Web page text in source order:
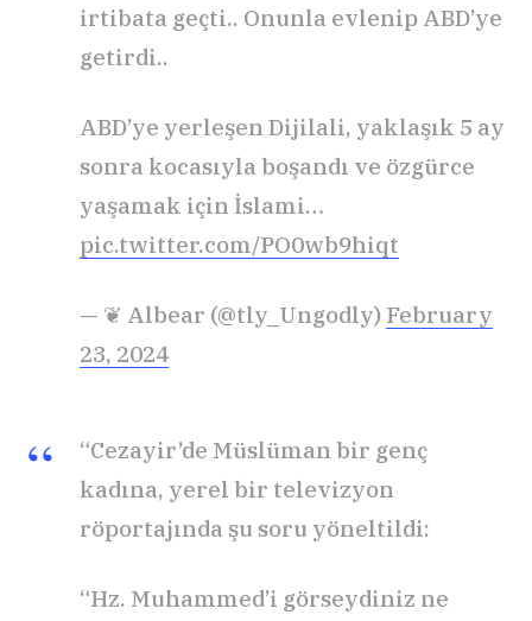
irtibata geçti.. Onunla evlenip ABD’ye
getirdi..
ABD’ye yerleşen Dijilali, yaklaşık 5 ay
sonra kocasıyla boşandı ve özgürce
yaşamak için İslami…
pic.twitter.com/PO0wb9hiqt
— ❦ Albear (@tly_Ungodly) February
23, 2024
“Cezayir’de Müslüman bir genç
kadına, yerel bir televizyon
röportajında şu soru yöneltildi:
“Hz. Muhammed’i görseydiniz ne